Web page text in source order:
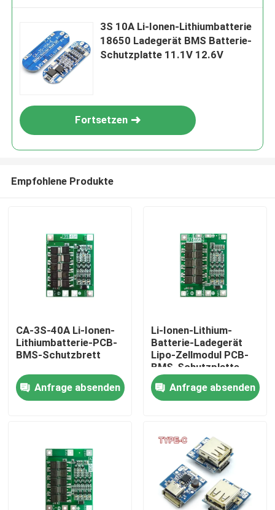
EINREICHEN
Zu Hause
Über uns
Werksbesichtigung
3S 10A Li-Ionen-Lithiumbatterie
18650 Ladegerät BMS Batterie-
Schutzplatte 11.1V 12.6V
Fortsetzen
Empfohlene Produkte
CA-3S-40A Li-Ionen-
Lithiumbatterie-PCB-
BMS-Schutzbrett
Anfrage absenden
Li-Ionen-Lithium-
Batterie-Ladegerät
Lipo-Zellmodul PCB-
BMS-Schutzplatte
Anfrage absenden